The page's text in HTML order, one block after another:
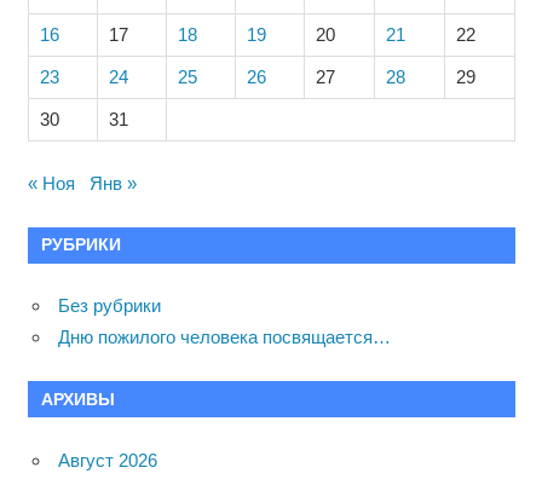
16 17 18 19 20 21 22
23 24 25 26 27 28 29
30 31
« Ноя Янв »
РУБРИКИ
Без рубрики
Дню пожилого человека посвящается…
АРХИВЫ
Август 2026